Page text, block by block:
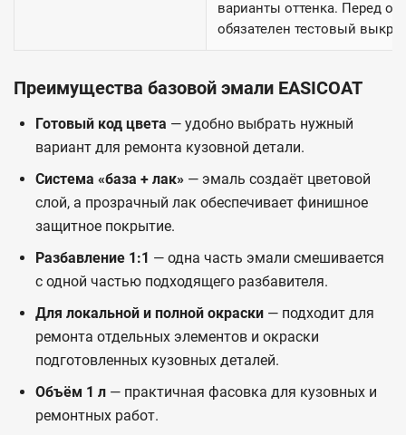
варианты оттенка. Перед
обязателен тестовый
Преимущества базовой эмали EASICOAT
Готовый код цвета — удобно выбрать нужный
вариант для ремонта кузовной детали.
Система «база + лак» — эмаль создаёт цветовой
слой, а прозрачный лак обеспечивает финишное
защитное покрытие.
Разбавление 1:1 — одна часть эмали смешивается
с одной частью подходящего разбавителя.
Для локальной и полной окраски — подходит для
ремонта отдельных элементов и окраски
подготовленных кузовных деталей.
Объём 1 л — практичная фасовка для кузовных и
ремонтных работ.